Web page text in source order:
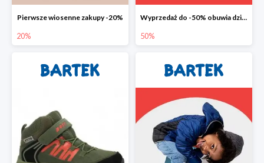
Pierwsze wiosenne zakupy -20%
20%
Wyprzedaż do -50% obuwia dziecięcego
50%